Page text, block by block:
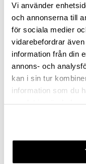
Vi använder
och annonserna till
för sociala medier
vidarebefordrar
information från din
annons- och
kan i sin tur
information som du
Jönköping butik
Malmö butik
Stockholm butik
Snabba
Hämta i butik
Ledande